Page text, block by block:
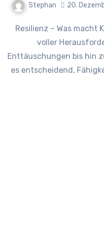
Stephan 20.
Resilienz – Was macht Kinder stark? Unsere Welt ist
voller
Enttäuschungen bis hin
es entscheidend,